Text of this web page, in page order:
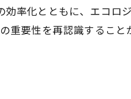
率化とともに、エコロ
重要性を再認識すること